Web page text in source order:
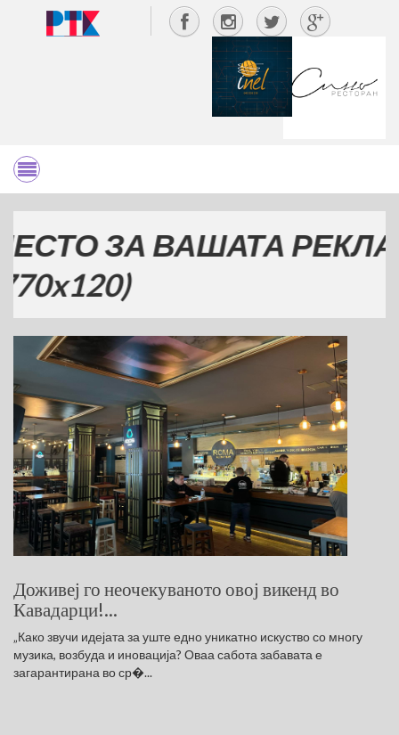
ВАШАТА РЕКЛАМА
Доживеј го неочекуваното овој викенд во
Кавадарци!...
„Како звучи идејата за уште едно уникатно искуство со многу
музика, возбуда и иновација? Оваа сабота забавата е
загарантирана во ср�...